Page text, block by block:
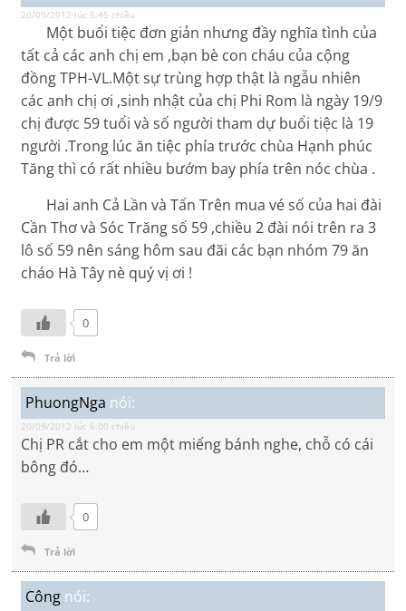
20/09/2012 lúc 5:45 chiều
Một buổi tiệc đơn giản nhưng đầy nghĩa tình của
tất cả các anh chị em ,bạn bè con cháu của cộng
đồng TPH-VL.Một sự trùng hợp thật là ngẫu nhiên
các anh chị ơi ,sinh nhật của chị Phi Rom là ngày 19/9
chị được 59 tuổi và số người tham dự buổi tiệc là 19
người .Trong lúc ăn tiệc phía trước chùa Hạnh phúc
Tăng thì có rất nhiều bướm bay phía trên nóc chùa .
Hai anh Cả Lần và Tấn Trên mua vé số của hai đài
Cần Thơ và Sóc Trăng số 59 ,chiều 2 đài nói trên ra 3
lô số 59 nên sáng hôm sau đãi các bạn nhóm 79 ăn
cháo Hà Tây nè quý vị ơi !
0
Trả lời
PhuongNga nói:
20/09/2012 lúc 6:00 chiều
Chị PR cắt cho em một miếng bánh nghe, chỗ có cái
bông đó…
0
Trả lời
Công nói: